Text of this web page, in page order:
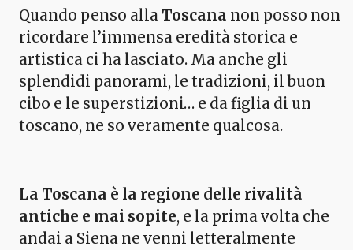
Quando penso alla Toscana non posso non
ricordare l’immensa eredità storica e
artistica ci ha lasciato. Ma anche gli
splendidi panorami, le tradizioni, il buon
cibo e le superstizioni… e da figlia di un
toscano, ne so veramente qualcosa.
La Toscana è la regione delle rivalità
antiche e mai sopite, e la prima volta che
andai a Siena ne venni letteralmente